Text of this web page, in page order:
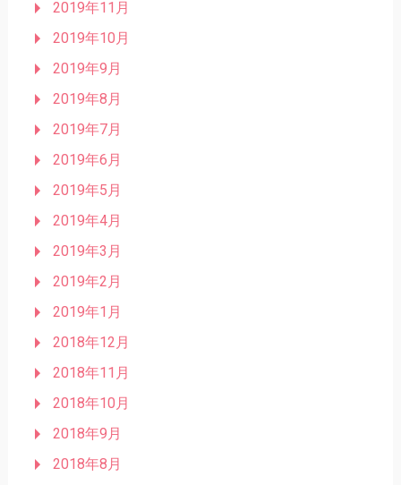
2019年11月
2019年10月
2019年9月
2019年8月
2019年7月
2019年6月
2019年5月
2019年4月
2019年3月
2019年2月
2019年1月
2018年12月
2018年11月
2018年10月
2018年9月
2018年8月